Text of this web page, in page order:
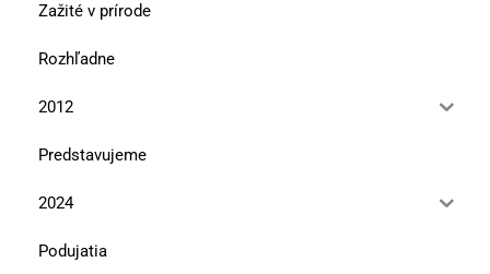
Zažité v prírode
Rozhľadne
2012
Predstavujeme
2024
Podujatia